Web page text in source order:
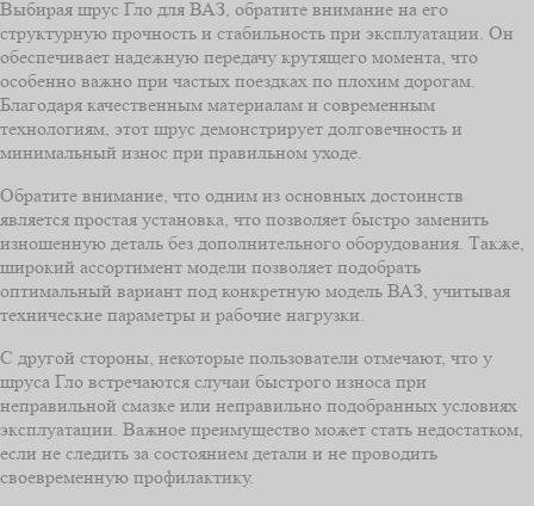
Выбирая шрус Гло для ВАЗ, обратите внимание на его
структурную прочность и стабильность при эксплуатации. Он
обеспечивает надежную передачу крутящего момента, что
особенно важно при частых поездках по плохим дорогам.
Благодаря качественным материалам и современным
технологиям, этот шрус демонстрирует долговечность и
минимальный износ при правильном уходе.
Обратите внимание, что одним из основных достоинств
является простая установка, что позволяет быстро заменить
изношенную деталь без дополнительного оборудования. Также,
широкий ассортимент модели позволяет подобрать
оптимальный вариант под конкретную модель ВАЗ, учитывая
технические параметры и рабочие нагрузки.
С другой стороны, некоторые пользователи отмечают, что у
шруса Гло встречаются случаи быстрого износа при
неправильной смазке или неправильно подобранных условиях
эксплуатации. Важное преимущество может стать недостатком,
если не следить за состоянием детали и не проводить
своевременную профилактику.